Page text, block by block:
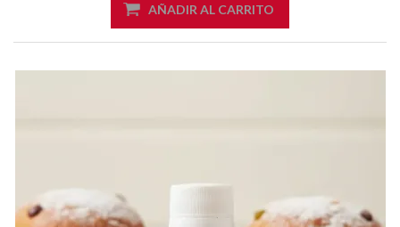
AÑADIR AL CARRITO